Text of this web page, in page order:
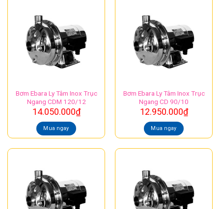
Bơm Ebara Ly Tâm Inox Trục
Ngang CDM 120/12
14.050.000₫
Mua ngay
Bơm Ebara Ly Tâm Inox Trục
Ngang CD 90/10
12.950.000₫
Mua ngay